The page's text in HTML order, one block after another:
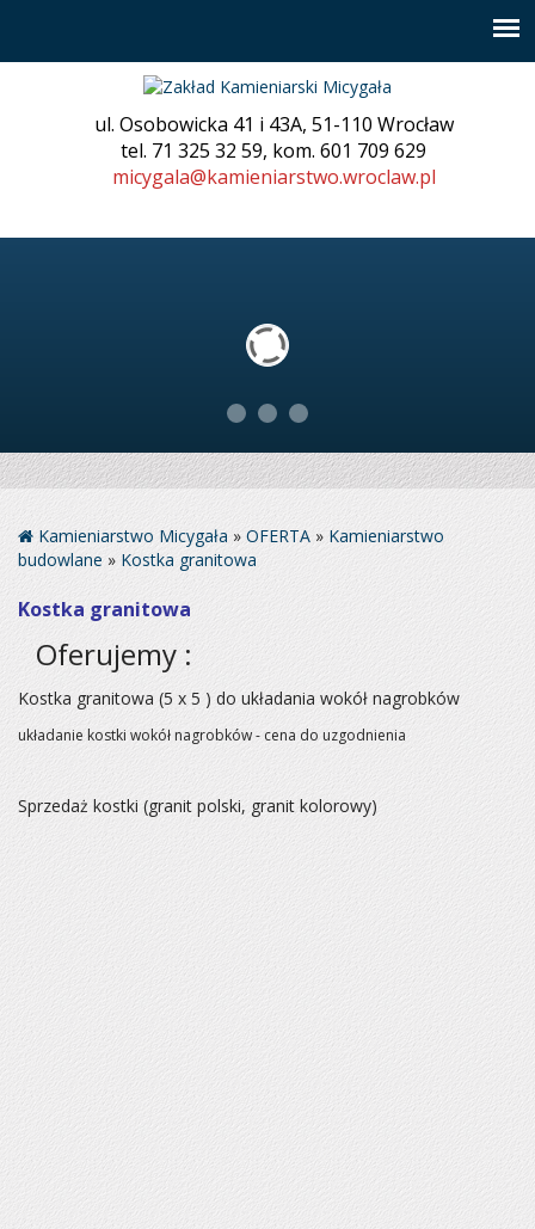
ul. Osobowicka 41 i 43A, 51-110 Wrocław
tel. 71 325 32 59, kom. 601 709 629
micygala@kamieniarstwo.wroclaw.pl
Kamieniarstwo Micygała » OFERTA » Kamieniarstwo
budowlane » Kostka granitowa
Kostka granitowa
Oferujemy :
Kostka granitowa (5 x 5 ) do układania wokół nagrobków
układanie kostki wokół nagrobków - cena do uzgodnienia
Sprzedaż kostki (granit polski, granit kolorowy)